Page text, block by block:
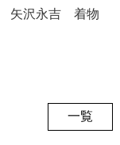
矢沢永吉 着物
一覧